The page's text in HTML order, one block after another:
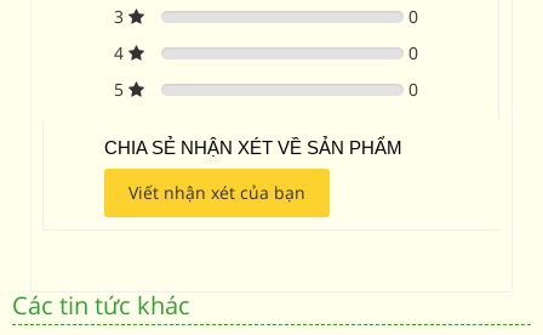
3
0
4
0
5
0
CHIA SẺ NHẬN XÉT VỀ SẢN PHẨM
Viết nhận xét của bạn
Các tin tức khác